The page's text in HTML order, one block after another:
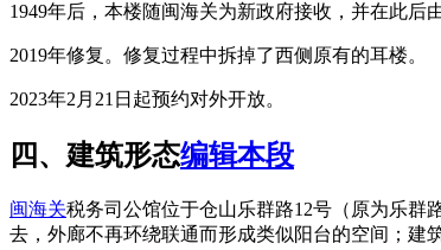
1949年后，本楼随闽海关为新政府接收，并在此后
2019年修复。修复过程中拆掉了西侧原有的耳楼。
2023年2月21日起预约对外开放。
四、建筑形态编辑本段
闽海关税务司公馆位于仓山乐群路12号（原为乐群
去，外廊不再环绕联通而形成类似阳台的空间；建